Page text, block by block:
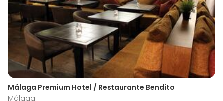
Málaga Premium Hotel / Restaurante Bendito
Málaga